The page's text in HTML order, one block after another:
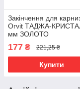
Закінчення для
Orvit ТАДЖА-
мм ЗОЛОТО
177 ₴ 221,25 ₴
Купити